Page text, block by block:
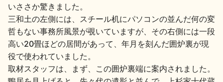
お楽しみコンテンツ
いささか驚きました。
三和土の左側には、スチール机にパソコンの並んだ何の変
哲もない事務所風景が覗いていますが、その右側には一段
高い20畳ほどの居間があって、年月を刻んだ囲炉裏が現
役で使われていました。
取材スタッフは、まず、この囲炉裏端に案内されました。